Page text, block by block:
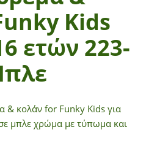
Kids
ετών 223-
& κολάν for Funky Kids για
μπλε χρώμα με τύπωμα και